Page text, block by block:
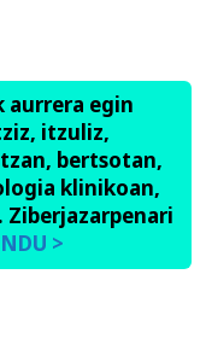
aurrera egin
itzuliz,
bertsotan,
klinikoan,
>